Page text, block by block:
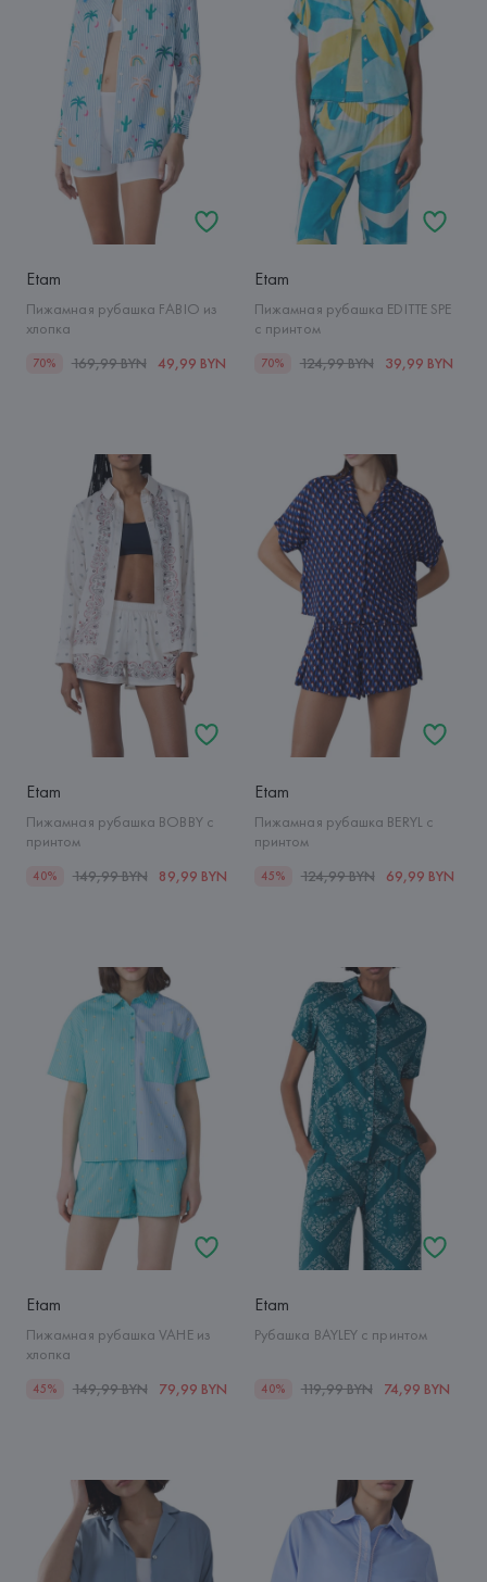
Etam
Пижамная рубашка FABIO из
хлопка
70% 169,99 BYN 49,99 BYN
Etam
Пижамная рубашка EDITTE SPE
с принтом
70% 124,99 BYN 39,99 BYN
Etam
Пижамная рубашка BOBBY с
принтом
40% 149,99 BYN 89,99 BYN
Etam
Пижамная рубашка BERYL с
принтом
45% 124,99 BYN 69,99 BYN
Etam
Пижамная рубашка VAHE из
хлопка
45% 149,99 BYN 79,99 BYN
Etam
Рубашка BAYLEY с принтом
40% 119,99 BYN 74,99 BYN